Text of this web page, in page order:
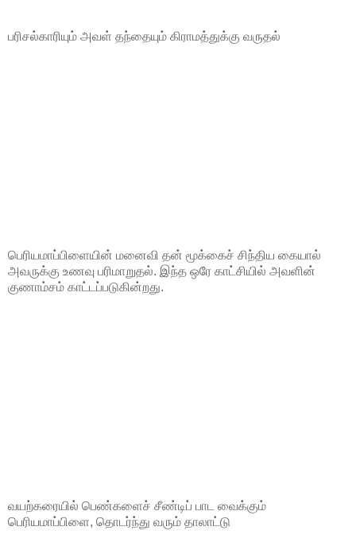
பரிசல்காரியும் அவள் தந்தையும் கிராமத்துக்கு வருதல்
பெரியமாப்பிளையின் மனைவி தன் மூக்கைச் சிந்திய கையால்
அவருக்கு உணவு பரிமாறுதல். இந்த ஒரே காட்சியில் அவளின்
குணாம்சம் காட்டப்படுகின்றது.
வயற்கரையில் பெண்களைச் சீண்டிப் பாட வைக்கும்
பெரியமாப்பிளை, தொடர்ந்து வரும் தாலாட்டு